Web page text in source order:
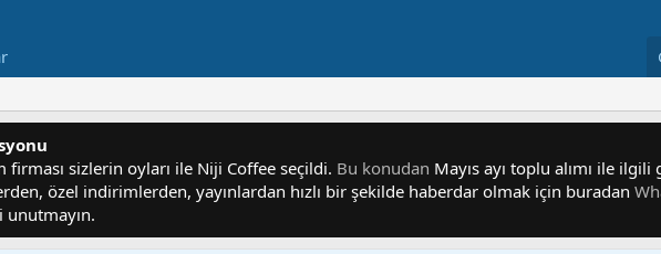
firması sizlerin oyları ile Niji Coffee seçildi. Bu konudan Mayıs ayı toplu alımı ile
özel indirimlerden, yayınlardan hızlı bir şekilde haberdar olmak için buradan